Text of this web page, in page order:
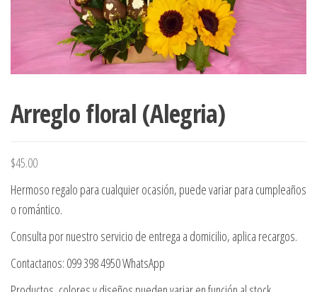
Arreglo floral (Alegria)
$45.00
Hermoso regalo para cualquier ocasión, puede variar para cumpleaños
o romántico.
Consulta por nuestro servicio de entrega a domicilio, aplica recargos.
Contactanos: 099 398 4950 WhatsApp